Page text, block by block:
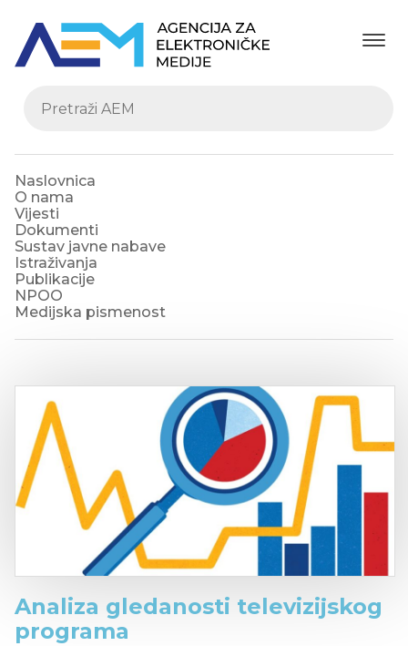
Naslovnica
O nama
Vijesti
Dokumenti
Sustav javne nabave
Istraživanja
Publikacije
NPOO
Medijska pismenost
Analiza gledanosti televizijskog
programa